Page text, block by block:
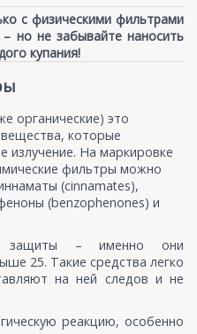
с физическими фильтрами
но не забывайте наносить
купания!
органические) это
которые
На маркировке
фильтры можно
(cinnamates),
(benzophenones) и
защиты – именно они
25. Такие средства легко
на ней следов и не
реакцию, особенно